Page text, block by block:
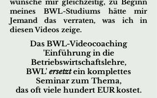
wünsche mir gleichzeitig, zu Beginn
meines BWL-Studiums hätte mir
Jemand das verraten, was ich in
diesen Videos zeige.
Das BWL-Videocoaching
'Einführung in die
Betriebswirtschaftslehre,
BWL' ersetztein komplettes
Seminar zum Thema,
das oft viele hundert EUR kostet.